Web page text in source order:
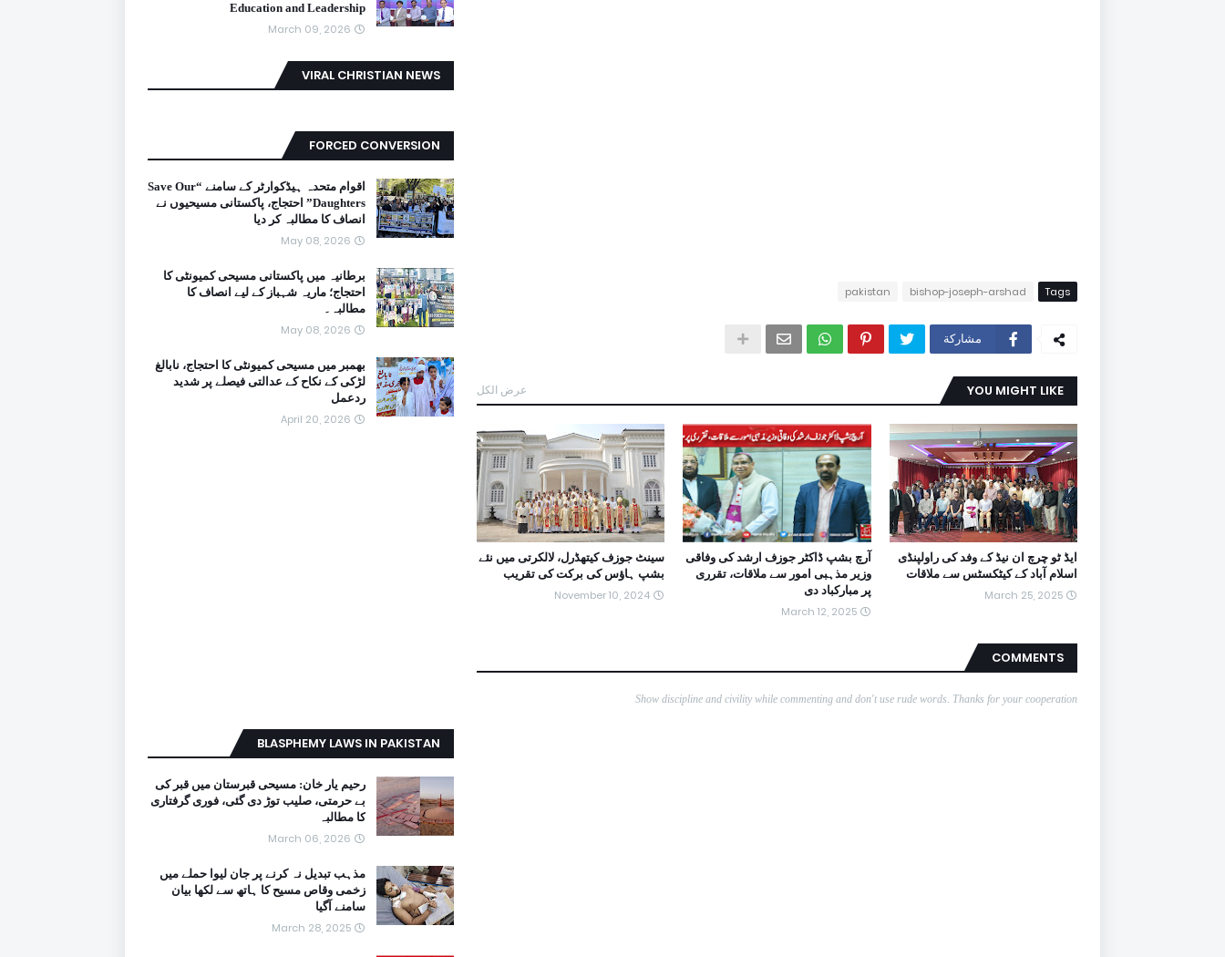
Tags
bishop-joseph-arshad
pakistan
مشاركة
YOU MIGHT LIKE عرض الكل
ایڈ ٹو چرچ ان نیڈ کے وفد کی راولپنڈی
اسلام آباد کے کیٹکسٹس سے ملاقات
March 25, 2025
آرچ بشپ ڈاکٹر جوزف ارشد کی وفاقی
وزیر مذہبی امور سے ملاقات، تقرری
پر مبارکباد دی
March 12, 2025
سینٹ جوزف کیتھڈرل، لالکرتی میں نئے
بشپ ہاؤس کی برکت کی تقریب
November 10, 2024
COMMENTS
Show discipline and civility while commenting and don't use rude words. Thanks for your cooperation
Education and Leadership
March 09, 2026
VIRAL CHRISTIAN NEWS
FORCED CONVERSION
اقوام متحدہ ہیڈکوارٹر کے سامنے “Save Our
Daughters” احتجاج، پاکستانی مسیحیوں نے
انصاف کا مطالبہ کر دیا
May 08, 2026
برطانیہ میں پاکستانی مسیحی کمیونٹی کا
احتجاج؛ ماریہ شہباز کے لیے انصاف کا
مطالبہ۔
May 08, 2026
بھمبر میں مسیحی کمیونٹی کا احتجاج، نابالغ
لڑکی کے نکاح کے عدالتی فیصلے پر شدید
ردعمل
April 20, 2026
BLASPHEMY LAWS IN PAKISTAN
رحیم یار خان: مسیحی قبرستان میں قبر کی
بے حرمتی، صلیب توڑ دی گئی، فوری گرفتاری
کا مطالبہ
March 06, 2026
مذہب تبدیل نہ کرنے پر جان لیوا حملے میں
زخمی وقاص مسیح کا ہاتھ سے لکھا بیان
سامنے آگیا
March 28, 2025